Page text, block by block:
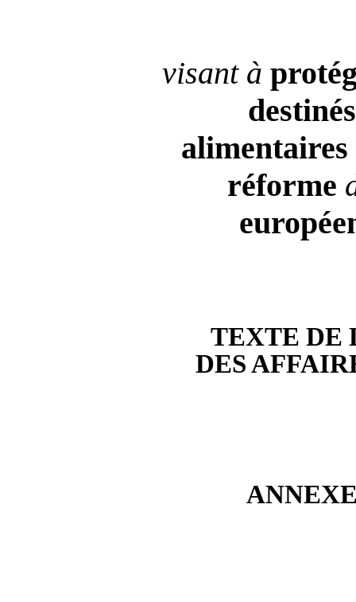
visant à
destinés
alimentaires
réforme
TEXTE DE
DES